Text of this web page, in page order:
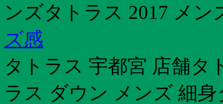
ンズタトラス 2017 メン
ズ感
タトラス 宇都宮 店舗タ
ラス ダウン メンズ 細